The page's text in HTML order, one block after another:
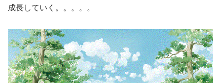
成長していく。。。。。